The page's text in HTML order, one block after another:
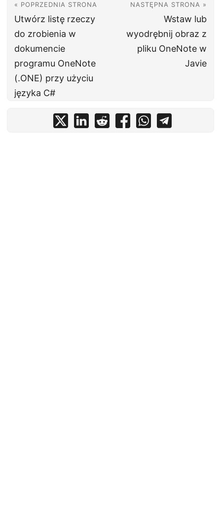
« POPRZEDNIA STRONA
Utwórz listę rzeczy
do zrobienia w
dokumencie
programu OneNote
(.ONE) przy użyciu
języka C#
NASTĘPNA STRONA »
Wstaw lub
wyodrębnij obraz z
pliku OneNote w
Javie